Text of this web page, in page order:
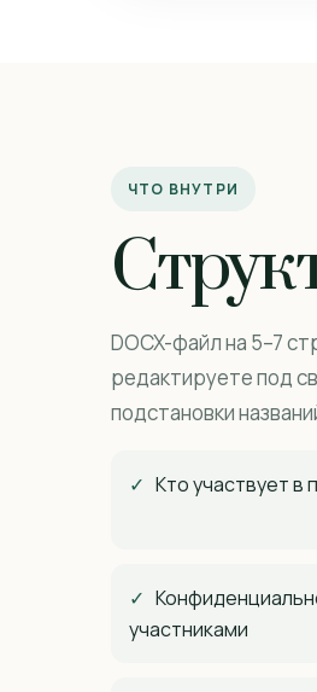
ЧТО ВНУТРИ
DOCX-файл на 5–7
редактируете под
подстановки
✓ Кто участвует в
✓
участниками